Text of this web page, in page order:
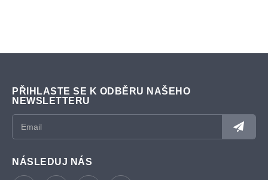
PŘIHLASTE SE K ODBĚRU NAŠEHO
NEWSLETTERU
NÁSLEDUJ NÁS